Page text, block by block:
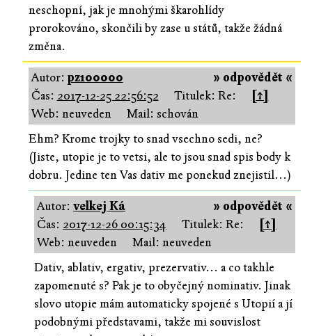
neschopní, jak je mnohými škarohlídy
prorokováno, skončili by zase u států, takže žádná
změna.
» odpovědět «
Autor: pz100000
Čas: 2017-12-25 22:56:52 Titulek: Re:
[↑]
Web: neuveden
Mail: schován
Ehm? Krome trojky to snad vsechno sedi, ne?
(Jiste, utopie je to vetsi, ale to jsou snad spis body k
dobru. Jedine ten Vas dativ me ponekud znejistil...)
» odpovědět «
Autor: velkej Ká
Čas: 2017-12-26 00:15:34 Titulek: Re:
[↑]
Web: neuveden
Mail: neuveden
Dativ, ablativ, ergativ, prezervativ... a co takhle
zapomenuté s? Pak je to obyčejný nominativ. Jinak
slovo utopie mám automaticky spojené s Utopií a jí
podobnými představami, takže mi souvislost